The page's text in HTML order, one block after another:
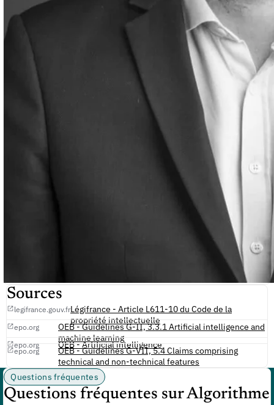
Sources
legifrance.gouv.frLégifrance - Article L611-10 du Code de la
propriété intellectuelle
epo.org
OEB - Guidelines G-II, 3.3.1 Artificial intelligence and
machine learning
epo.org OEB - Artificial intelligence
epo.org
OEB - Guidelines G-VII, 5.4 Claims comprising
technical and non-technical features
Questions fréquentes
Questions fréquentes sur Algorithme